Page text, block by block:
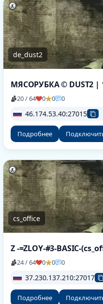
de_dust2
МЯСОРУБКА © DUST2 |
20 / 64 0 0 0
46.174.53.40:27015
Подробнее
cs_office
Z -=ZLOY-#3-BASIC-
24 / 64 0 0 0
37.230.137.210:27017
Подробнее